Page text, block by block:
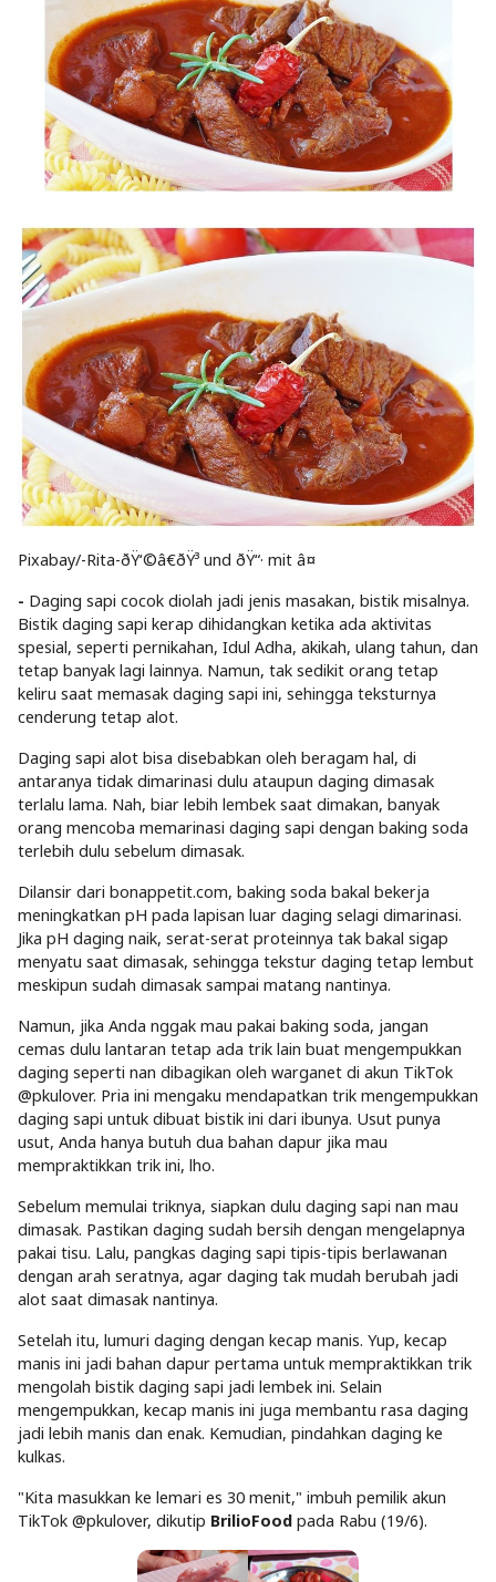
Pixabay/-Rita-ðŸ‘©â€ðŸ³ und ðŸ“· mit â¤
- Daging sapi cocok diolah jadi jenis masakan, bistik misalnya.
Bistik daging sapi kerap dihidangkan ketika ada aktivitas
spesial, seperti pernikahan, Idul Adha, akikah, ulang tahun, dan
tetap banyak lagi lainnya. Namun, tak sedikit orang tetap
keliru saat memasak daging sapi ini, sehingga teksturnya
cenderung tetap alot.
Daging sapi alot bisa disebabkan oleh beragam hal, di
antaranya tidak dimarinasi dulu ataupun daging dimasak
terlalu lama. Nah, biar lebih lembek saat dimakan, banyak
orang mencoba memarinasi daging sapi dengan baking soda
terlebih dulu sebelum dimasak.
Dilansir dari bonappetit.com, baking soda bakal bekerja
meningkatkan pH pada lapisan luar daging selagi dimarinasi.
Jika pH daging naik, serat-serat proteinnya tak bakal sigap
menyatu saat dimasak, sehingga tekstur daging tetap lembut
meskipun sudah dimasak sampai matang nantinya.
Namun, jika Anda nggak mau pakai baking soda, jangan
cemas dulu lantaran tetap ada trik lain buat mengempukkan
daging seperti nan dibagikan oleh warganet di akun TikTok
@pkulover. Pria ini mengaku mendapatkan trik mengempukkan
daging sapi untuk dibuat bistik ini dari ibunya. Usut punya
usut, Anda hanya butuh dua bahan dapur jika mau
mempraktikkan trik ini, lho.
Sebelum memulai triknya, siapkan dulu daging sapi nan mau
dimasak. Pastikan daging sudah bersih dengan mengelapnya
pakai tisu. Lalu, pangkas daging sapi tipis-tipis berlawanan
dengan arah seratnya, agar daging tak mudah berubah jadi
alot saat dimasak nantinya.
Setelah itu, lumuri daging dengan kecap manis. Yup, kecap
manis ini jadi bahan dapur pertama untuk mempraktikkan trik
mengolah bistik daging sapi jadi lembek ini. Selain
mengempukkan, kecap manis ini juga membantu rasa daging
jadi lebih manis dan enak. Kemudian, pindahkan daging ke
kulkas.
"Kita masukkan ke lemari es 30 menit," imbuh pemilik akun
TikTok @pkulover, dikutip BrilioFood pada Rabu (19/6).